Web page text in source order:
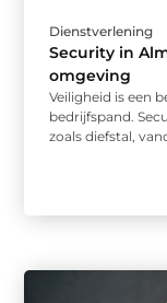
Dienstverlening
Security in
omgeving
Veiligheid is een
bedrijfspand.
zoals diefstal,